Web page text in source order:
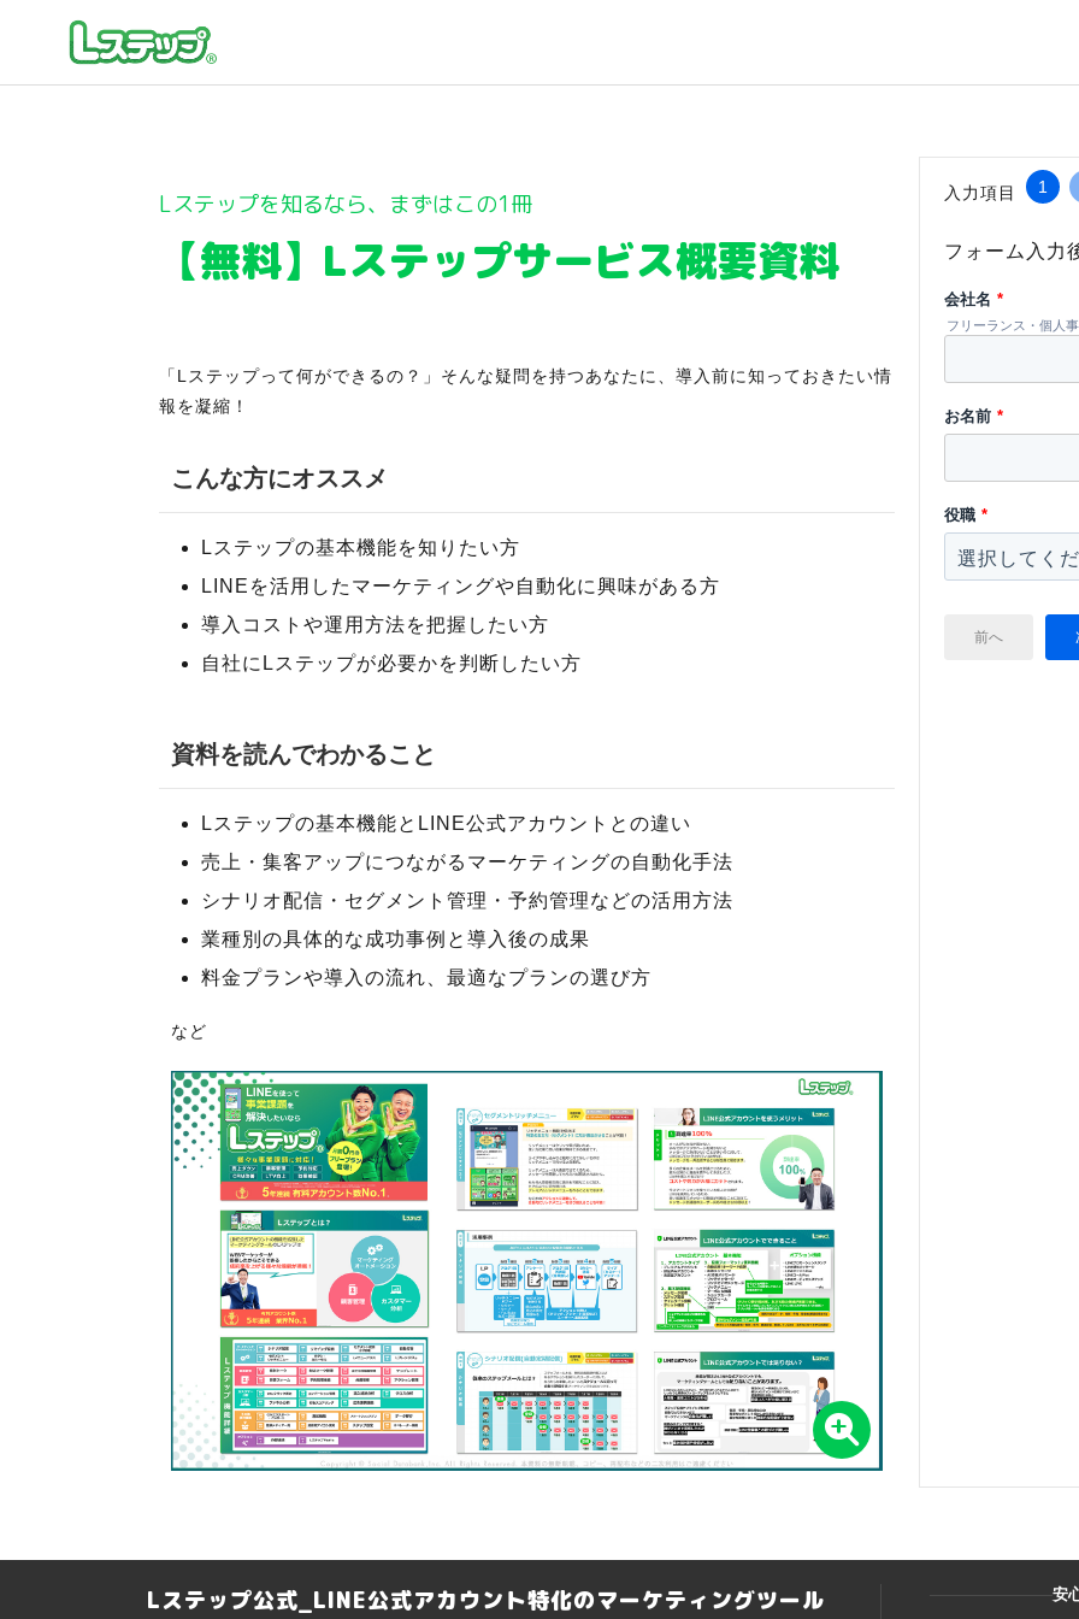
Lステップを知るなら、まずはこの1冊
【無料】Lステップサービス概要資料
「Lステップって何ができるの？」そんな疑問を持つあなたに、導入前に知っておきたい情
報を凝縮！
こんな方にオススメ
Lステップの基本機能を知りたい方
LINEを活用したマーケティングや自動化に興味がある方
導入コストや運用方法を把握したい方
自社にLステップが必要かを判断したい方
資料を読んでわかること
Lステップの基本機能とLINE公式アカウントとの違い
売上・集客アップにつながるマーケティングの自動化手法
シナリオ配信・セグメント管理・予約管理などの活用方法
業種別の具体的な成功事例と導入後の成果
料金プランや導入の流れ、最適なプランの選び方
など
入力項目 1
フォーム入力
会社名 *
フリーランス・個人
お名前 *
役職 *
前へ
Lステップ公式_LINE公式アカウント特化のマーケティングツール 安